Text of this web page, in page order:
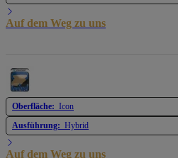
Auf dem Weg zu uns
Oberfläche: Icon
Ausführung: Hybrid
Auf dem Weg zu uns